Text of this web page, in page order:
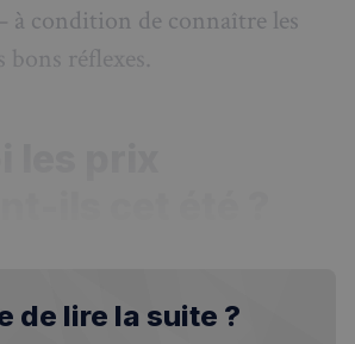
à condition de connaître les
réflexes.
de lire la suite ?